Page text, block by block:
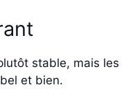
stable, mais les
et bien.